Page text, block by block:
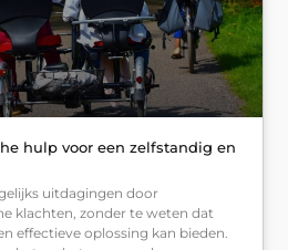
hulp voor een zelfstandig en
uitdagingen door
klachten, zonder te weten dat
effectieve oplossing kan bieden.